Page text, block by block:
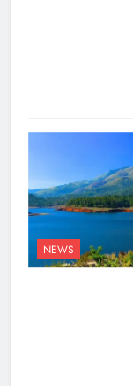
NEWS